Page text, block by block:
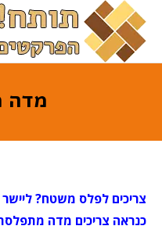
מדה
צריכים לפלס משטח?
כנראה צריכים מדה